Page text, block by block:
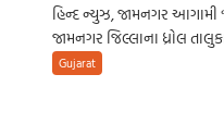
હિન્દ ન્યુઝ, જામનગર
જામનગર જિલ્લાના ધ્રોલ
Gujarat